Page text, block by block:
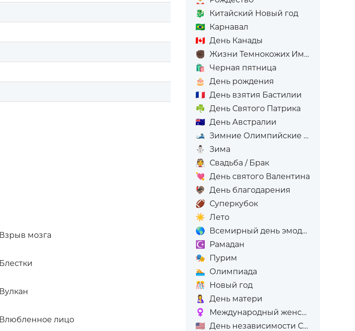
Взрыв мозга
Блестки
Вулкан
Влюбленное лицо
🐉
Китайский Новый год
🇧🇷 Карнавал
🇨🇦 День Канады
✊🏿 Жизни Темнокожих Имеют Значение
🛍️
Черная пятница
🎂
День рождения
🇫🇷 День взятия Бастилии
☘️ День Святого Патрика
🇦🇺 День Австралии
🎿 Зимние Олимпийские игры
⛄
Зима
👰 Свадьба / Брак
💘 День святого Валентина
🦃 День благодарения
🏈 Суперкубок
☀️ Лето
🌎 Всемирный день эмодзи
☪️
Рамадан
🎭 Пурим
🏊 Олимпиада
🎊
Новый год
🤱
День матери
♀️
Международный женский день (8-е марта)
🇺🇸 День независимости США